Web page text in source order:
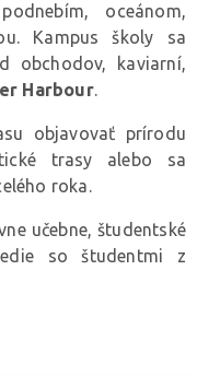
oceánom,
Kampus školy sa
obchodov, kaviarní,
Harbour.
objavovať prírodu
trasy alebo sa
roka.
učebne, študentské
so študentmi z